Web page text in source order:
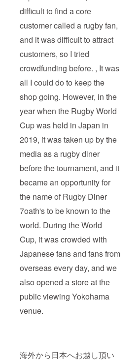
difficult to find a core
customer called a rugby fan,
and it was difficult to attract
customers, so I tried
crowdfunding before. , It was
all I could do to keep the
shop going. However, in the
year when the Rugby World
Cup was held in Japan in
2019, it was taken up by the
media as a rugby diner
before the tournament, and it
became an opportunity for
the name of Rugby Diner
7oath's to be known to the
world. During the World
Cup, it was crowded with
Japanese fans and fans from
overseas every day, and we
also opened a store at the
public viewing Yokohama
venue.
海外から日本へお越し頂い